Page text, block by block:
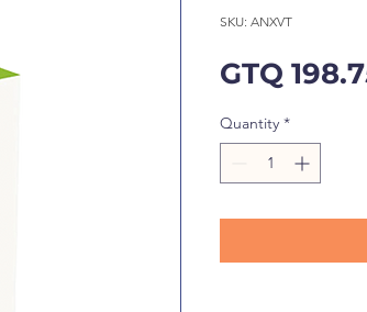
SKU: ANXVT
GTQ
Quantity *